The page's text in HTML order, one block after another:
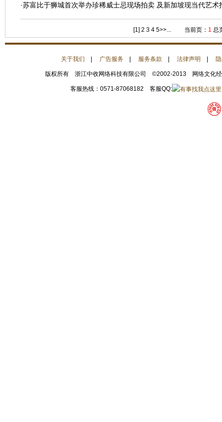
·苏富比于狮城首次举办珍稀威士忌现场拍卖 及新加坡现当代艺术
[1] 2 345>>...当前页： 1 总
关于我们 广告服务 服务条款 法律声明
版权所有 浙江中收网络科技有限公司 ©2002-2013 网络文化经
客服热线：0571-87068182 客服QQ: